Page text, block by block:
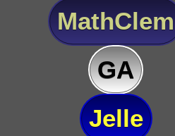
MathClem
GA
Jelle